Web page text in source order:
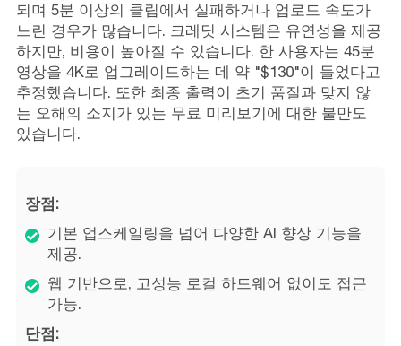
되며 5분 이상의 클립에서 실패하거나 업로드 속도가
느린 경우가 많습니다. 크레딧 시스템은 유연성을 제공
하지만, 비용이 높아질 수 있습니다. 한 사용자는 45분
영상을 4K로 업그레이드하는 데 약 "$130"이 들었다고
추정했습니다. 또한 최종 출력이 초기 품질과 맞지 않
는 오해의 소지가 있는 무료 미리보기에 대한 불만도
있습니다.
장점:
기본 업스케일링을 넘어 다양한 AI 향상 기능을
제공.
웹 기반으로, 고성능 로컬 하드웨어 없이도 접근
가능.
단점: